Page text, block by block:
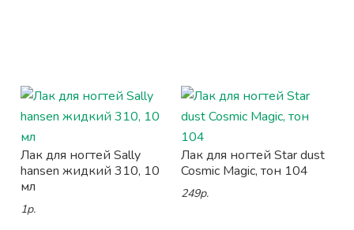
Лак для ногтей Sally
hansen жидкий 310, 10
мл
1р.
Лак для ногтей Star dust
Cosmic Magic, тон 104
249р.